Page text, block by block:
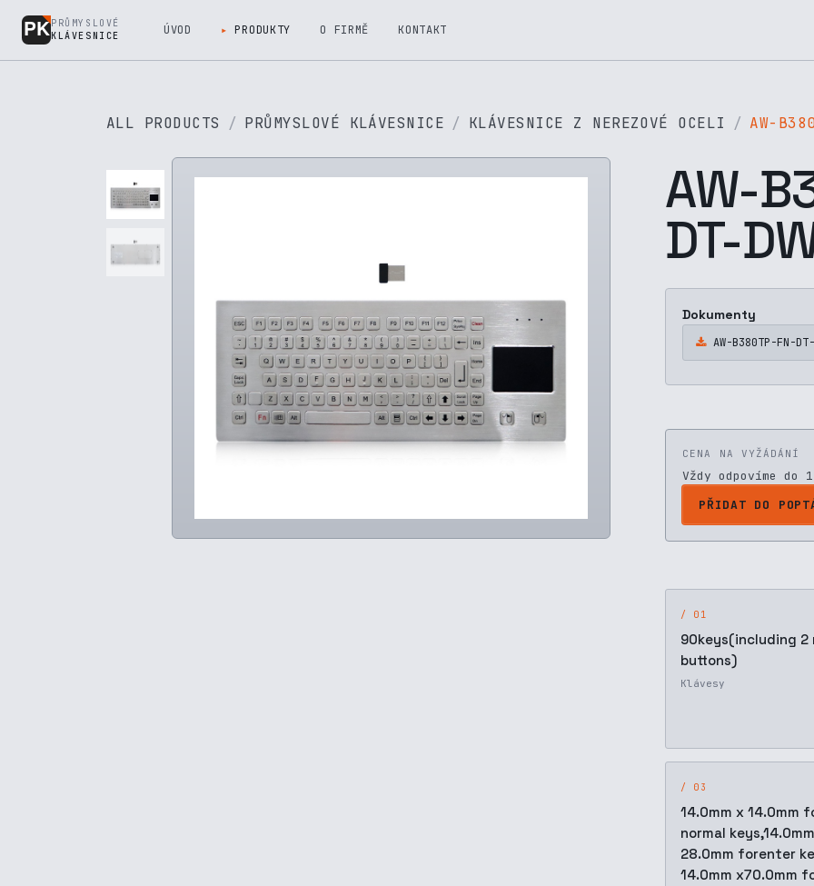
PRŮMYSLOVÉ
KLÁVESNICE
ÚVOD PRODUKTY O FIRMĚ KONTAKT
ALL PRODUCTS PRŮMYSLOVÉ KLÁVESNICE KLÁVESNICE Z NEREZOVÉ OCELI AW-
AW-
DT-
Dokumenty
AW-B380TP-FN-
CENA NA VYŽÁDÁNÍ
Vždy odpovíme do
PŘIDAT DO
/ 01
90keys(including 2
buttons)
Klávesy
/ 03
14.0mm x 14.0mm
normal
28.0mm forenter
14.0mm x70.0mm